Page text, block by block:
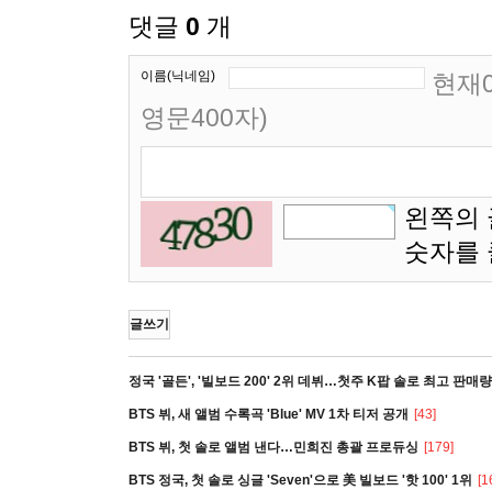
댓글 0 개
이름(닉네임)
현재
영문400자)
왼쪽의
숫자를
글쓰기
정국 '골든', '빌보드 200' 2위 데뷔…첫주 K팝 솔로 최고 판매량
BTS 뷔, 새 앨범 수록곡 'Blue' MV 1차 티저 공개 [43]
BTS 뷔, 첫 솔로 앨범 낸다…민희진 총괄 프로듀싱 [179]
BTS 정국, 첫 솔로 싱글 'Seven'으로 美 빌보드 '핫 100' 1위